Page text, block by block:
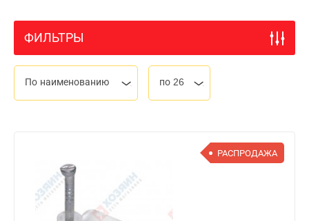
ФИЛЬТРЫ
По наименованию по 26
РАСПРОДАЖА